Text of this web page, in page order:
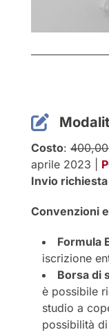
Costo:
aprile 2023 |
Invio richiesta
Convenzioni
Formula
iscrizione
Borsa di
è possibile
studio a
possibilità